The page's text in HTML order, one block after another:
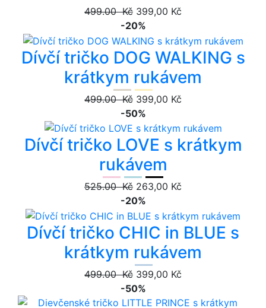
499.00 Kč 399,00 Kč
-20%
Dívčí tričko DOG WALKING s
krátkym rukávem
499.00 Kč 399,00 Kč
-50%
Dívčí tričko LOVE s krátkym
rukávem
525.00 Kč 263,00 Kč
-20%
Dívčí tričko CHIC in BLUE s
krátkym rukávem
499.00 Kč 399,00 Kč
-50%